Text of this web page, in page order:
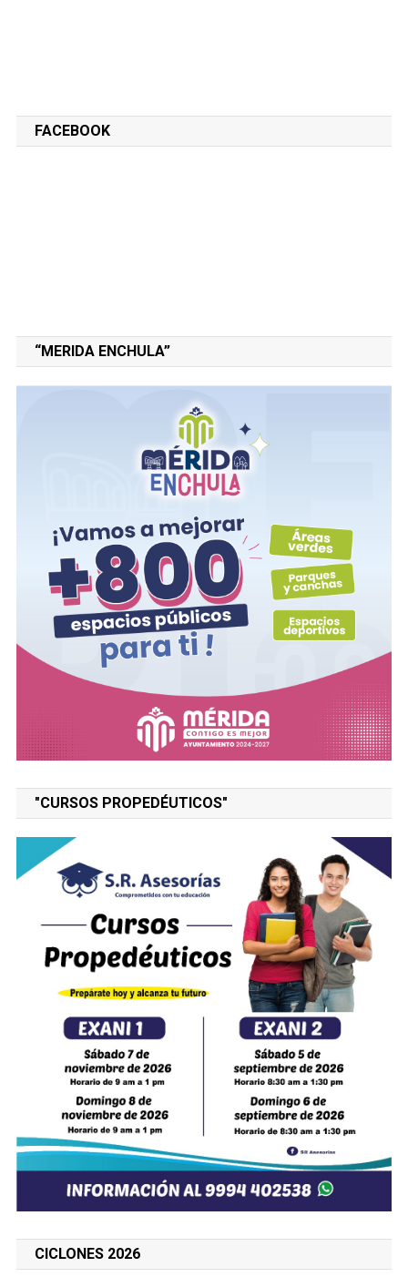
FACEBOOK
“MERIDA ENCHULA”
"CURSOS PROPEDÉUTICOS"
CICLONES 2026